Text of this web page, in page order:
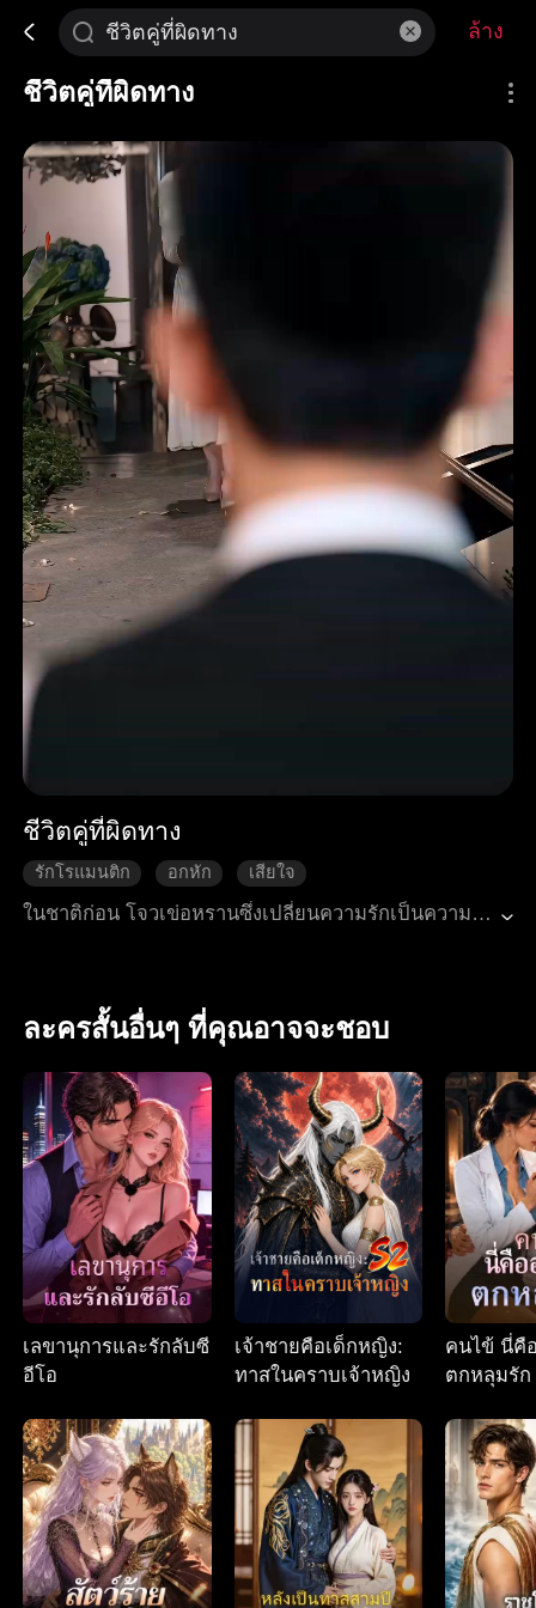
ล้าง
ชีวิตคู่ที่ผิดทาง
ชีวิตคู่ที่ผิดทาง
รักโรแมนติก อกหัก
เสียใจ
การเติบโตของตัวละคร
โรแมนติกสมัยใหม่
ในชาติก่อน โจวเข่อหรานซึ่งเปลี่ยนความรักเป็นความแค้นได้เสียชีวิตอย่างไม่คาดคิดในงานศพของโจวหมิงเยว่ ผู้เป็นรักแรกที่ตราตรึงอยู่ในใจของฟู่หย่วนโจว เมื่อได้กลับมาเกิดใหม่ โจวเข่อหรานก็พลันตาสว่าง เธออาสาแต่งงานแทนให้กับเสิ่นผิงจิน ชายหนุ่มผู้มีฉายาว่าคุณชายขี้โรคตามคำร่ำลือ ในตระกูลเสิ่นที่เปรียบเสมือนถ้ำเสือแห่งนี้ เธอและเสิ่นผิงจินผู้ซึ่งซ่อนคมไว้อย่างมิดชิดไม่ต่างกัน ได้เปลี่ยนจากการหยั่งเชิงต่อกันมาเป็นพันธมิตร สองคนร่วมกันต่อกรกับการโจมตีทั้งซึ่งหน้าและลับหลังของจ้าวลวี่จือ ผู้เป็นแม่เลี้ยง และเสิ่นเจิ้นซานน้องชายของสามี สุดท้ายทั้งสองคนก็ค่อยๆ ตกหลุมรักกัน ส่วนฟู่หย่วนโจวซึ่งเสียใจภายหลัง พยายามตามง้อขอคืนดี แต่กลับต้องตกอยู่ในอันตรายครั้งแล้วครั้งเล่าจากการแก้แค้นอย่างบ้าคลั่งของโจวหมิงเยว่ ในที่สุด โจวเข่อหรานได้ช่วยเสิ่นผิงจินกำจัดศัตรูในตระกูลจนหมดสิ้นและกลับมาครองอำนาจได้อีกครั้ง ทั้งสองได้รักและใช้ชีวิตอยู่เคียงข้างกัน ส่วนฟู่หย่วนโจวต้องใช้ชีวิตในช่วงบั้นปลายอย่างโดดเดี่ยวไปพร้อมกับความรู้สึกผิดไปตลอดกาล
ละครสั้นอื่นๆ ที่คุณอาจจะชอบ
เลขานุการและรักลับซี
อีโอ
เจ้าชายคือเด็กหญิง:
ทาสในคราบเจ้าหญิง
คนไข้ นี่คื
ตกหลุมรัก